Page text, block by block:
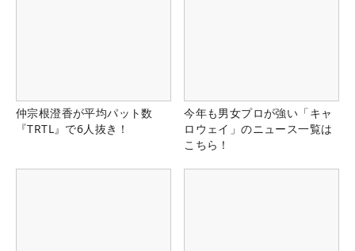
仲宗根澄香が平均パット数
『TRTL』で6人抜き！
今年も男女プロが強い「キャ
ロウェイ」のニュース一覧は
こちら！